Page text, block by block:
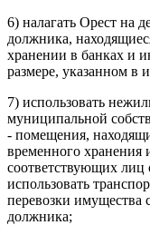
6) налагать Орест на
должника,
хранении в банках и
размере, указанном в
7) использовать
муниципальной
- помещения,
временного хранения
соответствующих лиц
использовать
перевозки имущества
должника;